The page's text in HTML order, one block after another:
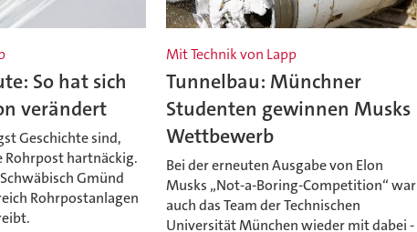
So hat sich
verändert
Geschichte sind,
Rohrpost hartnäckig.
Gmünd
Rohrpostanlagen
Mit Technik von Lapp
Tunnelbau: Münchner
Studenten gewinnen Musks
Wettbewerb
Bei der erneuten Ausgabe von Elon
Musks „Not-a-Boring-Competition“ war
auch das Team der Technischen
Universität München wieder mit dabei -